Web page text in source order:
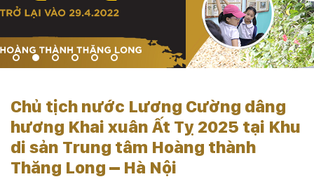
Chủ tịch nước Lương Cường dâng
hương Khai xuân Ất Tỵ 2025 tại Khu
di sản Trung tâm Hoàng thành
Thăng Long – Hà Nội